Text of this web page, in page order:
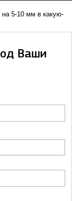
на 5-10 мм в какую-
Ваши